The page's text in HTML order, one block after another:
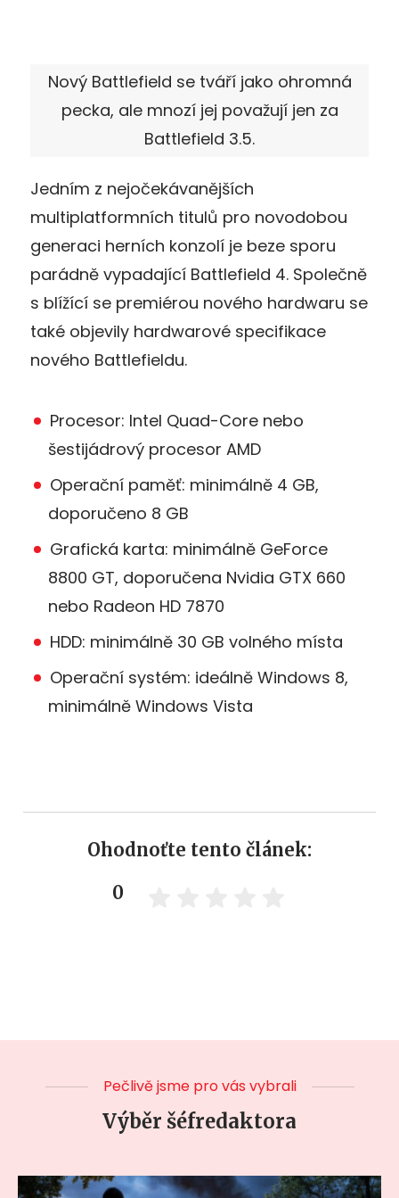
Nový Battlefield se tváří jako ohromná
pecka, ale mnozí jej považují jen za
Battlefield 3.5.
Jedním z nejočekávanějších
multiplatformních titulů pro novodobou
generaci herních konzolí je beze sporu
parádně vypadající Battlefield 4. Společně
s blížící se premiérou nového hardwaru se
také objevily hardwarové specifikace
nového Battlefieldu.
Procesor: Intel Quad-Core nebo
šestijádrový procesor AMD
Operační paměť: minimálně 4 GB,
doporučeno 8 GB
Grafická karta: minimálně GeForce
8800 GT, doporučena Nvidia GTX 660
nebo Radeon HD 7870
HDD: minimálně 30 GB volného místa
Operační systém: ideálně Windows 8,
minimálně Windows Vista
Ohodnoťte tento článek:
0
Pečlivě jsme pro vás vybrali
Výběr šéfredaktora